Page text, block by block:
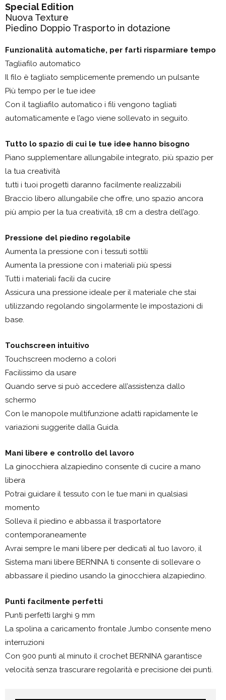
Special Edition
Nuova Texture
Piedino Doppio Trasporto in dotazione
Funzionalità automatiche, per farti risparmiare tempo
Tagliafilo automatico
Il filo è tagliato semplicemente premendo un pulsante
Pìù tempo per le tue idee
Con il tagliafilo automatico i fili vengono tagliati
automaticamente e l’ago viene sollevato in seguito.
Tutto lo spazio di cui le tue idee hanno bisogno
Piano supplementare allungabile integrato, più spazio per
la tua creatività
tutti i tuoi progetti daranno facilmente realizzabili
Braccio libero allungabile che offre, uno spazio ancora
più ampio per la tua creatività, 18 cm a destra dell’ago.
Pressione del piedino regolabile
Aumenta la pressione con i tessuti sottili
Aumenta la pressione con i materiali più spessi
Tutti i materiali facili da cucire
Assicura una pressione ideale per il materiale che stai
utilizzando regolando singolarmente le impostazioni di
base.
Touchscreen intuitivo
Touchscreen moderno a colori
Facilissimo da usare
Quando serve si può accedere all’assistenza dallo
schermo
Con le manopole multifunzione adatti rapidamente le
variazioni suggerite dalla Guida.
Mani libere e controllo del lavoro
La ginocchiera alzapiedino consente di cucire a mano
libera
Potrai guidare il tessuto con le tue mani in qualsiasi
momento
Solleva il piedino e abbassa il trasportatore
contemporaneamente
Avrai sempre le mani libere per dedicati al tuo lavoro, il
Sistema mani libere BERNINA ti consente di sollevare o
abbassare il piedino usando la ginocchiera alzapiedino.
Punti facilmente perfetti
Punti perfetti larghi 9 mm
La spolina a caricamento frontale Jumbo consente meno
interruzioni
Con 900 punti al minuto il crochet BERNINA garantisce
velocità senza trascurare regolarità e precisione dei punti.